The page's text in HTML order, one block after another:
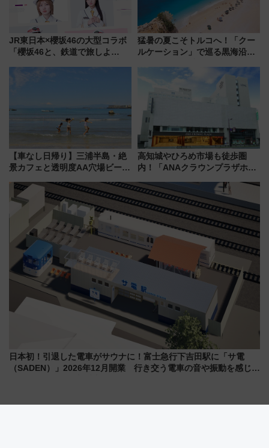
JR東日本×櫻坂46の大型コラボ
「櫻坂46と、鉄道で旅しよ
潟・長野・庄内へ
猛暑の夏こそトルコへ！「クー
ルケーション」で巡る黒海沿岸
連検索数が前年比237％増、ナ
ショジオも認める『2026年に訪
れるべき世界の旅先』
【車なし日帰り】三浦半島・絶
景カフェと透明度AA穴場ビーチ
用してストレスフリー旅へ行こ
う！
高知城やひろめ市場も徒歩圏
内！「ANAクラウンプラザホテ
日本初！引退した電車がサウナに！富士急行下吉田駅に「サ電
（SADEN）」2026年12月開業 行き交う電車の音や振動を感じな